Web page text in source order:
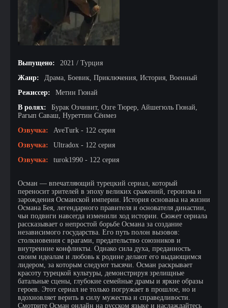
Выпущено:
2021 / Турция
Жанр:
Драма, Боевик, Приключения, История, Военный
Режиссер:
Метин Гюнай
В ролях:
Бурак Озчивит, Озге Тюрер, Айшегюль Гюнай,
Рагып Саваш, Нуреттин Сёнмез
Озвучка:
AveTurk - 122 серия
Озвучка:
Ultradox - 122 серия
Озвучка:
turok1990 - 122 серия
Осман — впечатляющий турецкий сериал, который
переносит зрителей в эпоху великих сражений, героизма и
зарождения Османской империи. История основана на жизни
Османа Бея, легендарного правителя и основателя династии,
чьи подвиги навсегда изменили ход истории. Сюжет сериала
рассказывает о непростой борьбе Османа за создание
независимого государства. Его путь полон вызовов:
столкновения с врагами, предательство союзников и
внутренние конфликты. Однако сила духа, преданность
своим идеалам и любовь к родине делают его выдающимся
лидером, за которым следуют тысячи. Осман раскрывает
красоту турецкой культуры, демонстрируя зрелищные
батальные сцены, глубокие семейные драмы и яркие образы
героев. Этот сериал не только погружает в прошлое, но и
вдохновляет верить в силу мужества и справедливости.
Смотрите Осман онлайн на русском языке и наслаждайтесь